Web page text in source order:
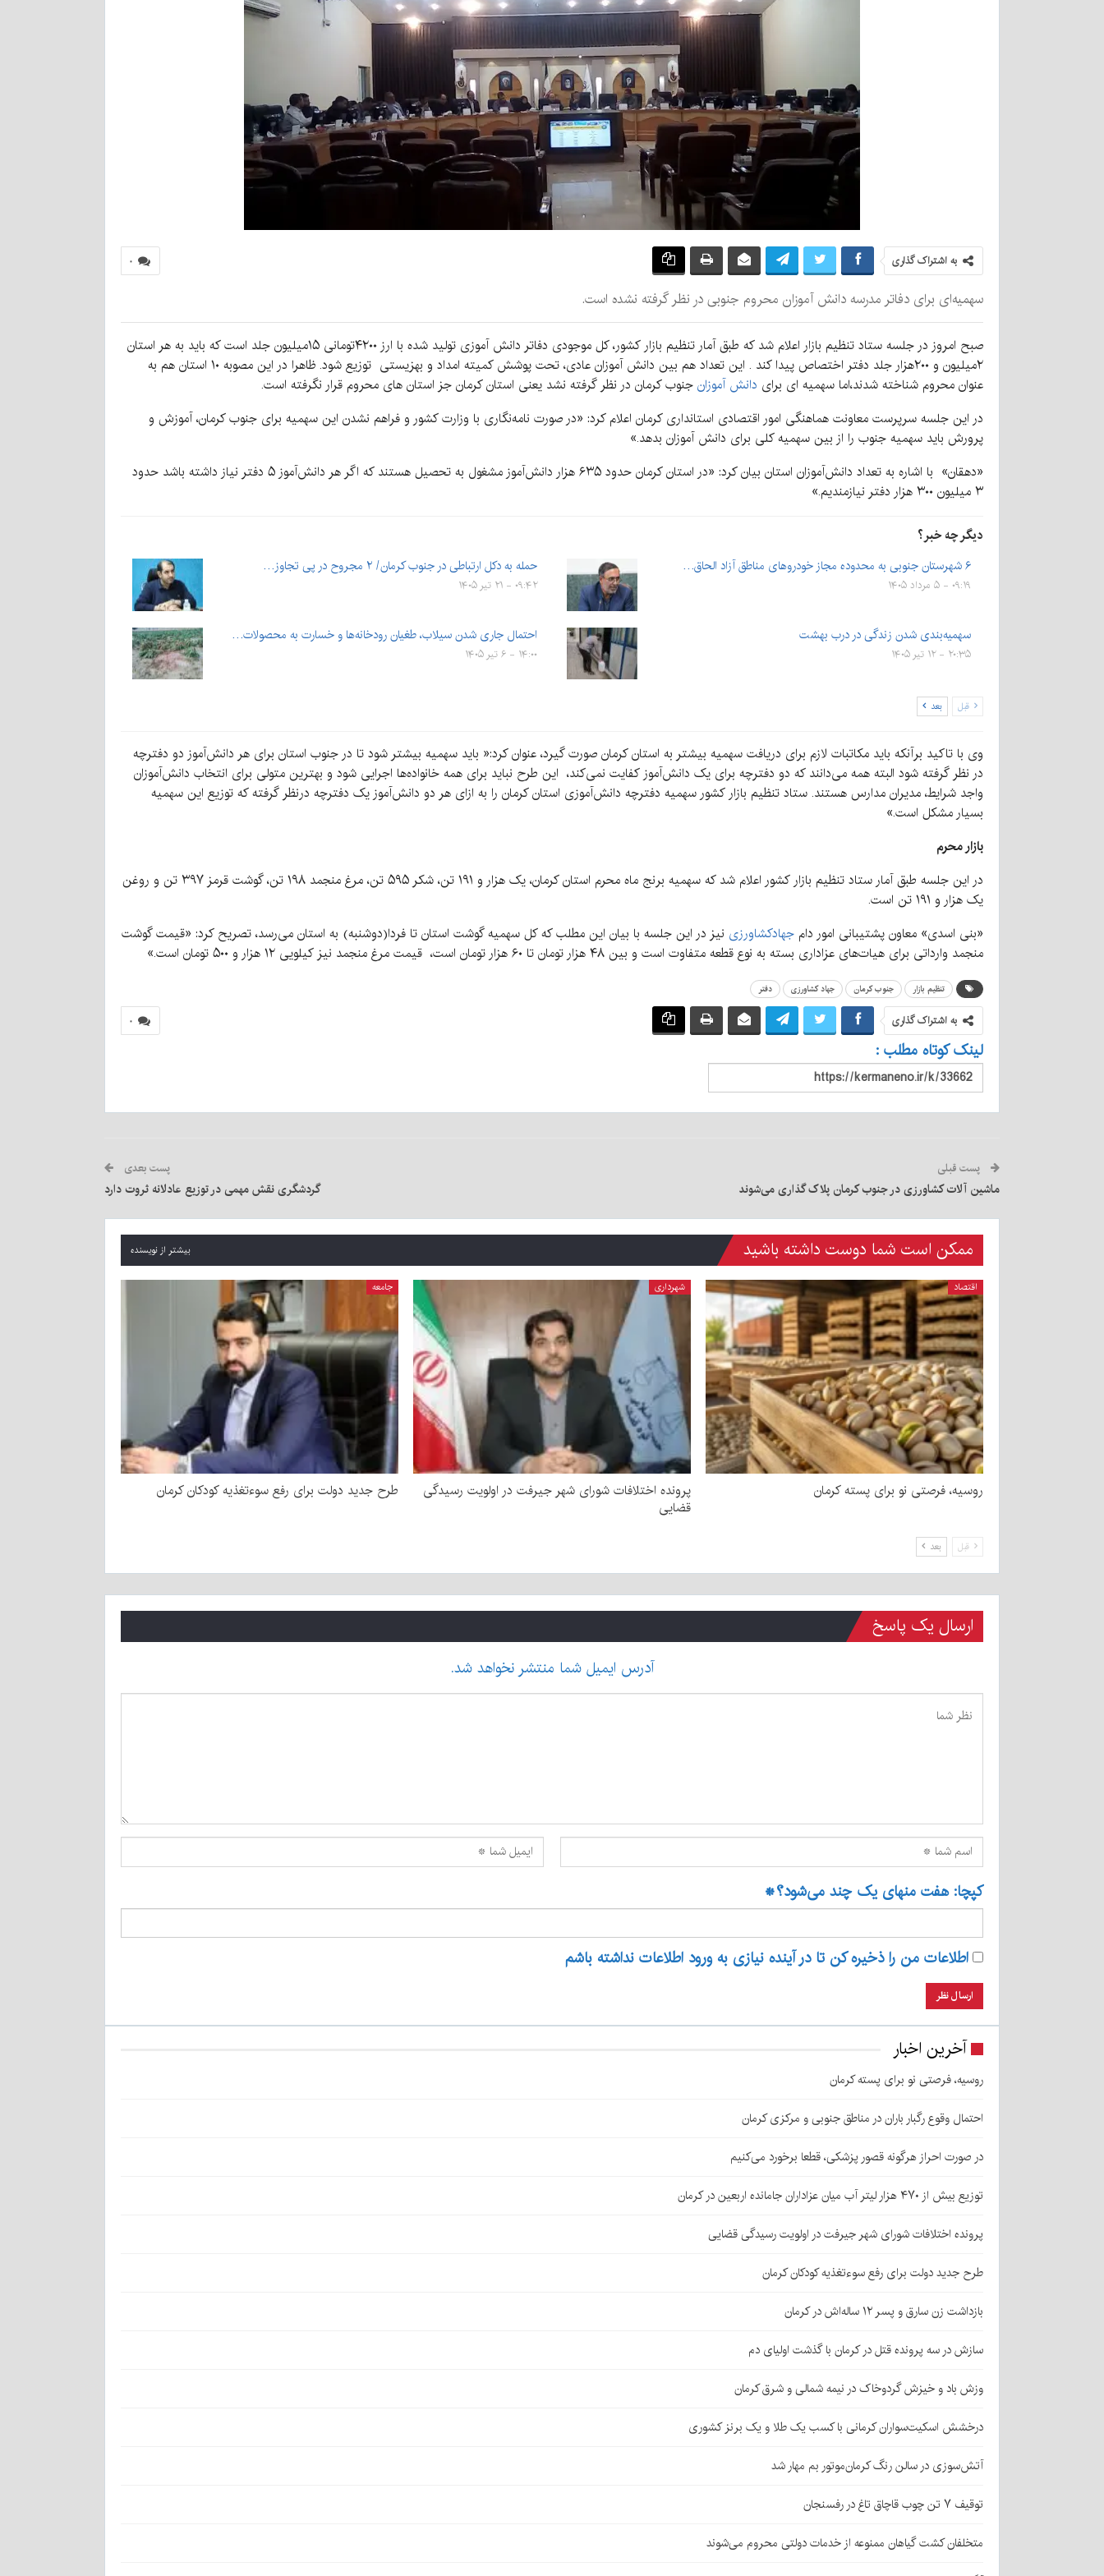
۰ به اشتراک گذاری
سهمیه‌ای برای دفاتر مدرسه دانش آموزان محروم جنوبی در نظر گرفته نشده است.
صبح امروز در جلسه ستاد تنظیم بازار اعلام شد که طبق آمار تنظیم بازار کشور، کل موجودی دفاتر دانش آموزی تولید شده با ارز ۴۲۰۰تومانی ۱۵میلیون جلد است که باید به هر استان
۲میلیون و ۲۰۰هزار جلد دفتر اختصاص پیدا کند . این تعداد هم بین دانش آموزان عادی، تحت پوشش کمیته امداد و بهزیستی توزیع شود. ظاهرا در این مصوبه ۱۰ استان هم به
عنوان محروم شناخته شدند،اما سهمیه ای برای دانش آموزان جنوب کرمان در نظر گرفته نشد یعنی استان کرمان جز استان های محروم قرار نگرفته است.
در این جلسه سرپرست معاونت هماهنگی امور اقتصادی استانداری کرمان اعلام کرد: «در صورت نامه‌نگاری با وزارت کشور و فراهم نشدن این سهمیه برای جنوب کرمان، آموزش و
پرورش باید سهمیه جنوب را از بین سهمیه کلی برای دانش آموزان بدهد.»
«دهقان» با اشاره به تعداد دانش‌آموزان استان بیان کرد: «در استان کرمان حدود ۶۳۵ هزار دانش‌آموز مشغول به تحصیل هستند که اگر هر دانش‌آموز ۵ دفتر نیاز داشته باشد حدود
۳ میلیون ۳۰۰ هزار دفتر نیازمندیم.»
دیگر چه خبر؟
۶ شهرستان‌‌ جنوبی به محدوده مجاز خودروهای مناطق آزاد الحاق…
۰۹:۱۹ - ۵ مرداد ۱۴۰۵
حمله به دکل ارتباطی در جنوب کرمان/ ۲ مجروح در پی تجاوز…
۰۹:۴۲ - ۲۱ تیر ۱۴۰۵
سهمیه‌بندی شدن زندگی در درب بهشت
۲۰:۳۵ - ۱۲ تیر ۱۴۰۵
احتمال جاری شدن سیلاب، طغیان رودخانه‌ها و خسارت به محصولات…
۱۴:۰۰ - ۶ تیر ۱۴۰۵
قبل بعد
وی با تاکید برآنکه باید مکاتبات لازم برای دریافت سهمیه بیشتر به استان کرمان صورت گیرد، عنوان کرد:« باید سهمیه بیشتر شود تا در جنوب استان برای هر دانش‌آموز دو دفترچه
در نظر گرفته شود البته همه می‌دانند که دو دفترچه برای یک دانش‌آموز کفایت نمی‌کند، این طرح نباید برای همه خانواده‌ها اجرایی شود و بهترین متولی برای انتخاب دانش‌آموزان
واجد شرایط، مدیران مدارس هستند. ستاد تنظیم بازار کشور سهمیه دفترچه دانش‌آموزی استان کرمان را به ازای هر دو دانش‌آموز یک دفترچه درنظر گرفته‌ که توزیع این سهمیه
بسیار مشکل است.»
بازار محرم
در این جلسه طبق آمار ستاد تنظیم بازار کشور اعلام شد که سهمیه برنج ماه محرم استان کرمان، یک هزار و ۱۹۱ تن، شکر ۵۹۵ تن، مرغ منجمد ۱۹۸ تن، گوشت قرمز ۳۹۷ تن و روغن
یک هزار و ۱۹۱ تن است.
«بنی اسدی» معاون پشتیبانی امور دام جهادکشاورزی نیز در این جلسه با بیان این مطلب که کل سهمیه گوشت استان تا فردا(دوشنبه) به استان می‌رسد، تصریح کرد: «قیمت گوشت
منجمد وارداتی برای هیات‌های عزاداری بسته به نوع قطعه متفاوت است و بین ۴۸ هزار تومان تا ۶۰ هزار تومان است، قیمت مرغ منجمد نیز کیلویی ۱۲ هزار و ۵۰۰ تومان است.»
تنظیم بازار جنوب کرمان جهاد کشاورزی دفتر
۰ به اشتراک گذاری
لینک کوتاه مطلب :
پست قبلی
ماشین آلات کشاورزی در جنوب کرمان پلاک گذاری می‌شوند
پست بعدی
گردشگری نقش مهمی در توزیع عادلانه ثروت دارد
ممکن است شما دوست داشته باشید بیشتر از نویسنده
اقتصاد
روسیه، فرصتی نو برای پسته کرمان
شهرداری
پرونده اختلافات شورای شهر جیرفت در اولویت رسیدگی
قضایی
جامعه
طرح جدید دولت برای رفع سوءتغذیه کودکان کرمان
قبل بعد
ارسال یک پاسخ
آدرس ایمیل شما منتشر نخواهد شد.
کپچا: هفت منهای یک چند می‌شود؟*
اطلاعات من را ذخیره کن تا در آینده نیازی به ورود اطلاعات نداشته باشم
آخرین اخبار
روسیه، فرصتی نو برای پسته کرمان
احتمال وقوع رگبار باران در مناطق جنوبی و مرکزی کرمان
در صورت احراز هرگونه قصور پزشکی، قطعا برخورد می‌کنیم
توزیع بیش از ۴۷۰ هزار لیتر آب میان عزاداران جامانده اربعین در کرمان
پرونده اختلافات شورای شهر جیرفت در اولویت رسیدگی قضایی
طرح جدید دولت برای رفع سوءتغذیه کودکان کرمان
بازداشت زن سارق و پسر ۱۲ ساله‌اش در کرمان
سازش در سه پرونده قتل در کرمان با گذشت اولیای دم
وزش باد و خیزش گردوخاک در نیمه شمالی و شرق کرمان
درخشش اسکیت‌سواران کرمانی با کسب یک طلا و یک برنز کشوری
آتش‌سوزی در سالن رنگ کرمان‌موتور بم مهار شد
توقیف ۷ تن چوب قاچاق تاغ در رفسنجان
متخلفان کشت گیاهان ممنوعه از خدمات دولتی محروم می‌شوند